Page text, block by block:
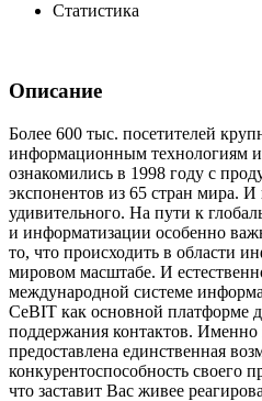
Статистика
Описание
Более 600 тыс. посетителей
информационным технологиям
ознакомились в 1998 году с
экспонентов из 65 стран мира. И
удивительного. На пути к
и информатизации особенно
то, что происходить в области
мировом масштабе. И
международной системе
CeBIT как основной платформе
поддержания контактов. Именно
предоставлена единственная
конкурентоспособность своего
что заставит Вас живее